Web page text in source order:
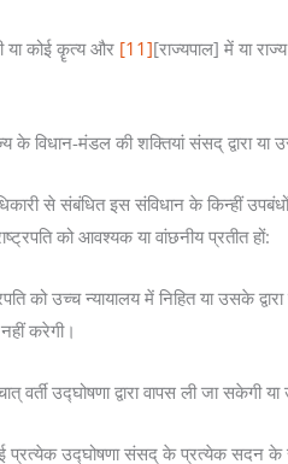
या कोई कॄत्य और [11][राज्यपाल] में या
विधान-मंडल की शक्तियां संसद् द्वारा या
से संबंधित इस संविधान के किन्हीं
को आवश्यक या वांछनीय प्रतीत हों:
को उच्च न्यायालय में निहित या उसके
करेगी।
वर्ती उद्घोषणा द्वारा वापस ली जा सकेगी
उद्घोषणा संसद् के प्रत्येक सदन के समक्ष